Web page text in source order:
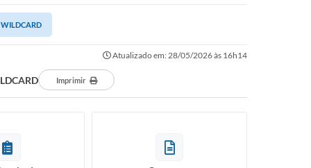
Atualizado em: 28/05/2026 às 16h14
Imprimir